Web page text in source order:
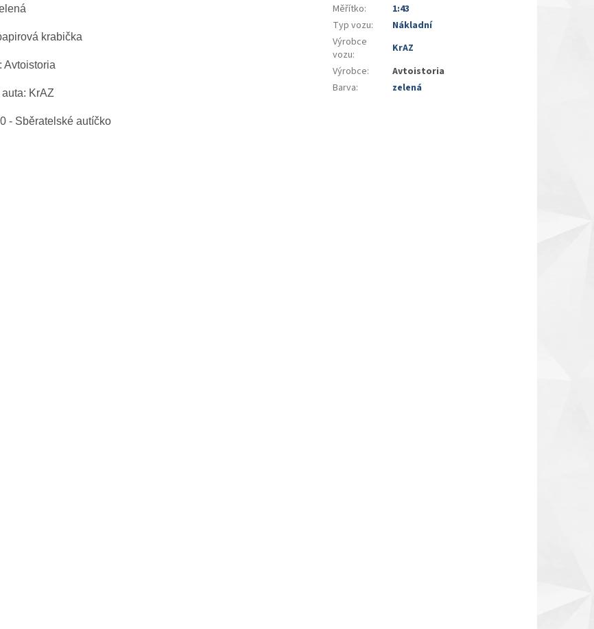
krabička
Avtoistoria
KrAZ
- Sběratelské autíčko
Měřítko:
1:43
Typ vozu:
Nákladní
Výrobce
vozu:
KrAZ
Výrobce:
Avtoistoria
Barva: zelená